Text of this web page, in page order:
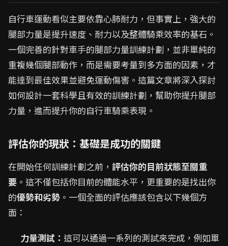
自行車運動看似主要依靠心肺耐力，但事實上，強大的
腿部力量是提升速度、耐力以及整體騎乘效率的基石。
一個完善的針對車手的腿部力量訓練計劃，並非單純的
重複幾個腿部動作，而是需要考量到多方面的因素，才
能達到最佳效果並避免運動傷害。這篇文章將深入探討
如何設計一套科學且有效的訓練計劃，幫助你提升腿部
力量，進而提升你的自行車騎乘表現。
評估你的現狀：基礎是成功的關鍵
在開始任何訓練計劃之前， 評估你的目前狀態至關重
要 。這不僅包括你目前的體能水平，更重要的是找出你
的優勢和劣勢 。一個全面的評估應該包含以下幾個方
面：
力量測試： 這可以通過一系列的測試來完成，例如單